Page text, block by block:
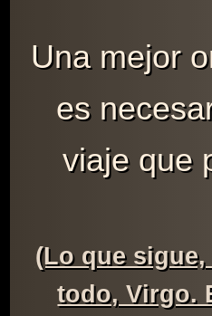
Una mejor
es
viaje que
(Lo que
todo, Virgo.